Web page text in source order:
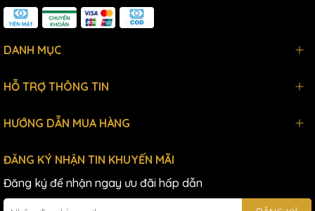
DANH MỤC
HỖ TRỢ THÔNG TIN
HƯỚNG DẪN MUA HÀNG
ĐĂNG KÝ NHẬN TIN KHUYẾN MÃI
Đăng ký để nhận ngay ưu đãi hấp dẫn